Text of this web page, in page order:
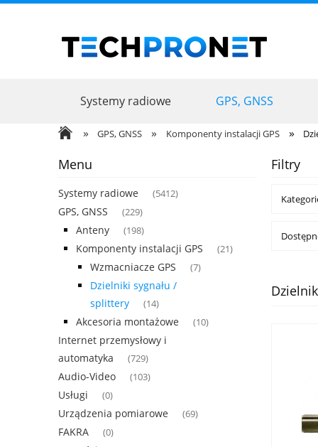
Systemy radiowe GPS, GNSS
Promocje
Usługi
» GPS, GNSS » Komponenty instalacji GPS »
Menu
Systemy radiowe (5412)
GPS, GNSS (229)
Anteny (198)
Komponenty instalacji GPS (21)
Wzmacniacze GPS (7)
Dzielniki sygnału /
splittery
(14)
Akcesoria montażowe (10)
Internet przemysłowy i
automatyka
(729)
Audio-Video (103)
Usługi (0)
Urządzenia pomiarowe (69)
FAKRA (0)
Filtry